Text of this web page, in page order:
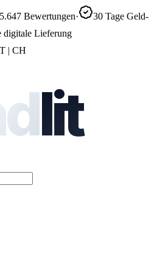
Bewertungen·
30 Tage Geld-
digitale Lieferung
| CH
lit